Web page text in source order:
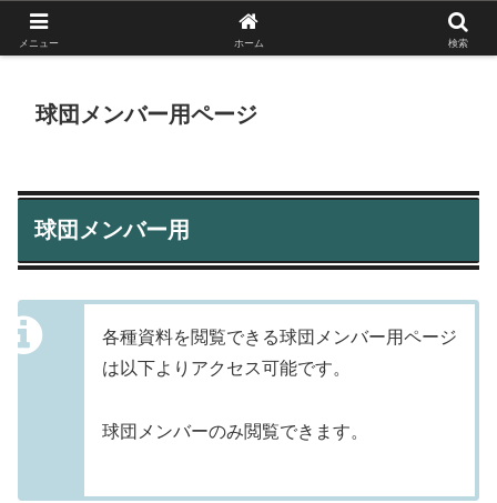
がんばれ！フルスイング！境南ブレーブス！
球団メンバー用ページ
球団メンバー用
各種資料を閲覧できる球団メンバー用ページ
は以下よりアクセス可能です。
球団メンバーのみ閲覧できます。
メニュー ホーム 検索